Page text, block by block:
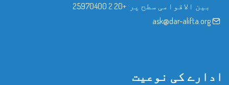
بین الاقوامی سطح پر: +20 2 25970400
ask@dar-alifta.org
ادارے کی نوعیت